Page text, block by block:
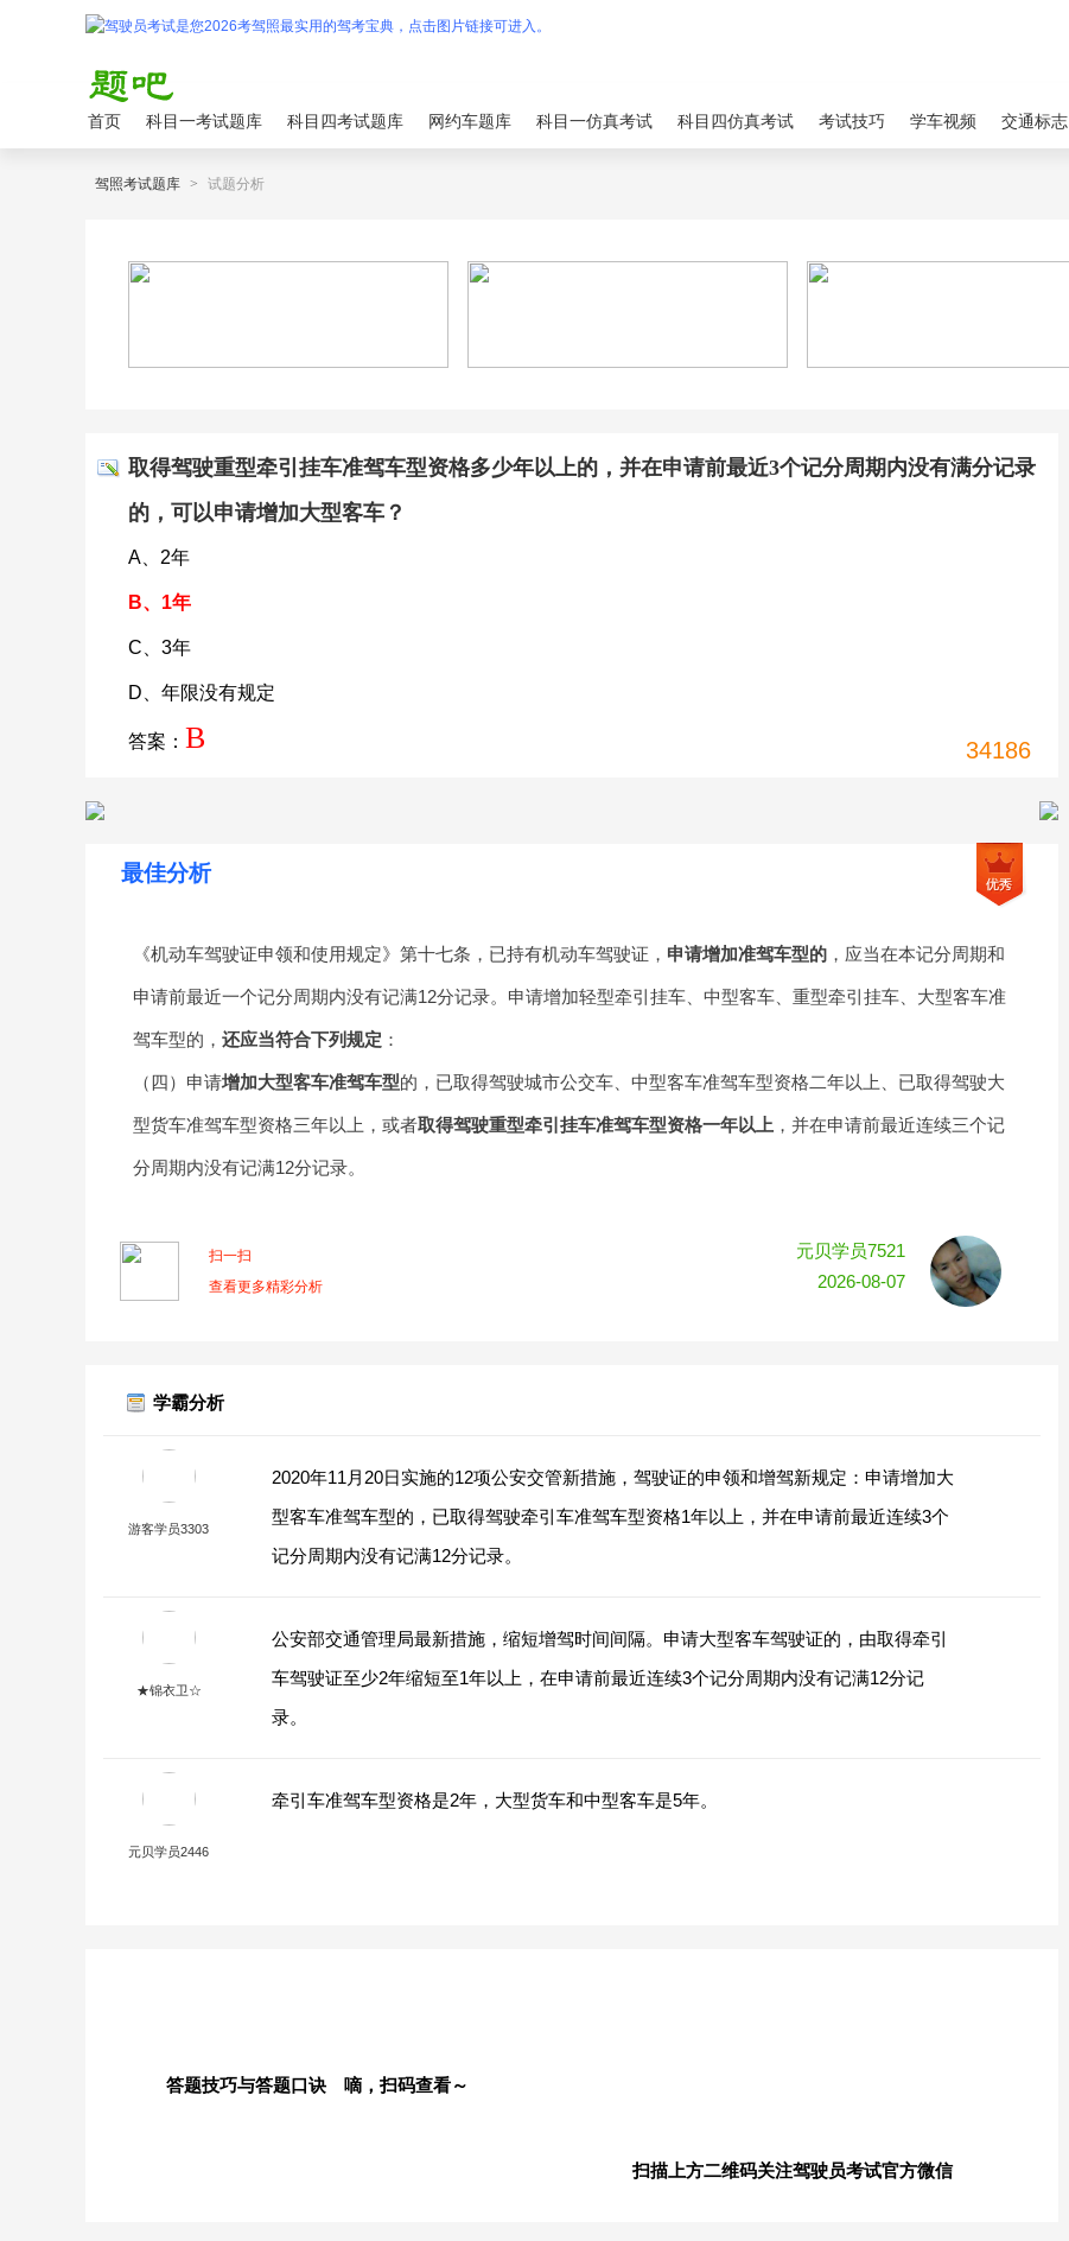
首页 科目一考试题库 科目四考试题库 网约车题库 科目一仿真考试 科目四仿真考试 考试技巧 学车视频 交通标志
驾照考试题库 > 试题分析
取得驾驶重型牵引挂车准驾车型资格多少年以上的，并在申请前最近3个记分周期内没有满分记录
的，可以申请增加大型客车？
A、2年
B、1年
C、3年
D、年限没有规定
答案： B 34186
最佳分析
《机动车驾驶证申领和使用规定》第十七条，已持有机动车驾驶证， 申请增加准驾车型的 ，应当在本记分周期和
申请前最近一个记分周期内没有记满12分记录。申请增加轻型牵引挂车、中型客车、重型牵引挂车、大型客车准
驾车型的， 还应当符合下列规定 ：
（四）申请增加大型客车准驾车型的，已取得驾驶城市公交车、中型客车准驾车型资格二年以上、已取得驾驶大
型货车准驾车型资格三年以上，或者取得驾驶重型牵引挂车准驾车型资格一年以上 ，并在申请前最近连续三个记
分周期内没有记满12分记录。
扫一扫
查看更多精彩分析
元贝学员7521
2026-08-07
学霸分析
游客学员3303
2020年11月20日实施的12项公安交管新措施，驾驶证的申领和增驾新规定：申请增加大
型客车准驾车型的，已取得驾驶牵引车准驾车型资格1年以上，并在申请前最近连续3个
记分周期内没有记满12分记录。
★锦衣卫☆
公安部交通管理局最新措施，缩短增驾时间间隔。申请大型客车驾驶证的，由取得牵引
车驾驶证至少2年缩短至1年以上，在申请前最近连续3个记分周期内没有记满12分记
录。
元贝学员2446
牵引车准驾车型资格是2年，大型货车和中型客车是5年。
答题技巧与答题口诀 嘀，扫码查看～
扫描上方二维码关注驾驶员考试官方微信